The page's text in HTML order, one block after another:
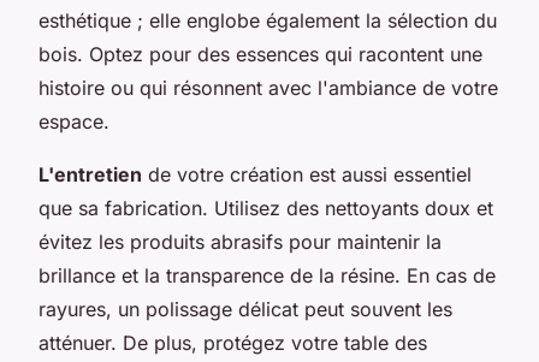
esthétique ; elle englobe également la sélection du
bois. Optez pour des essences qui racontent une
histoire ou qui résonnent avec l'ambiance de votre
espace.
L'entretien de votre création est aussi essentiel
que sa fabrication. Utilisez des nettoyants doux et
évitez les produits abrasifs pour maintenir la
brillance et la transparence de la résine. En cas de
rayures, un polissage délicat peut souvent les
atténuer. De plus, protégez votre table des